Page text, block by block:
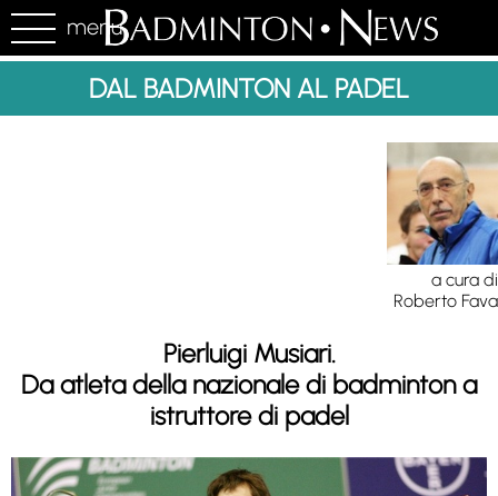
menu
DAL BADMINTON AL PADEL
a cura di
Roberto Fava
Pierluigi Musiari.
Da atleta della nazionale di badminton a
istruttore di padel